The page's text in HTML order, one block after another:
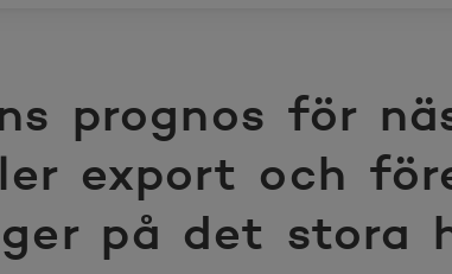
prognos för
export och
på det stora